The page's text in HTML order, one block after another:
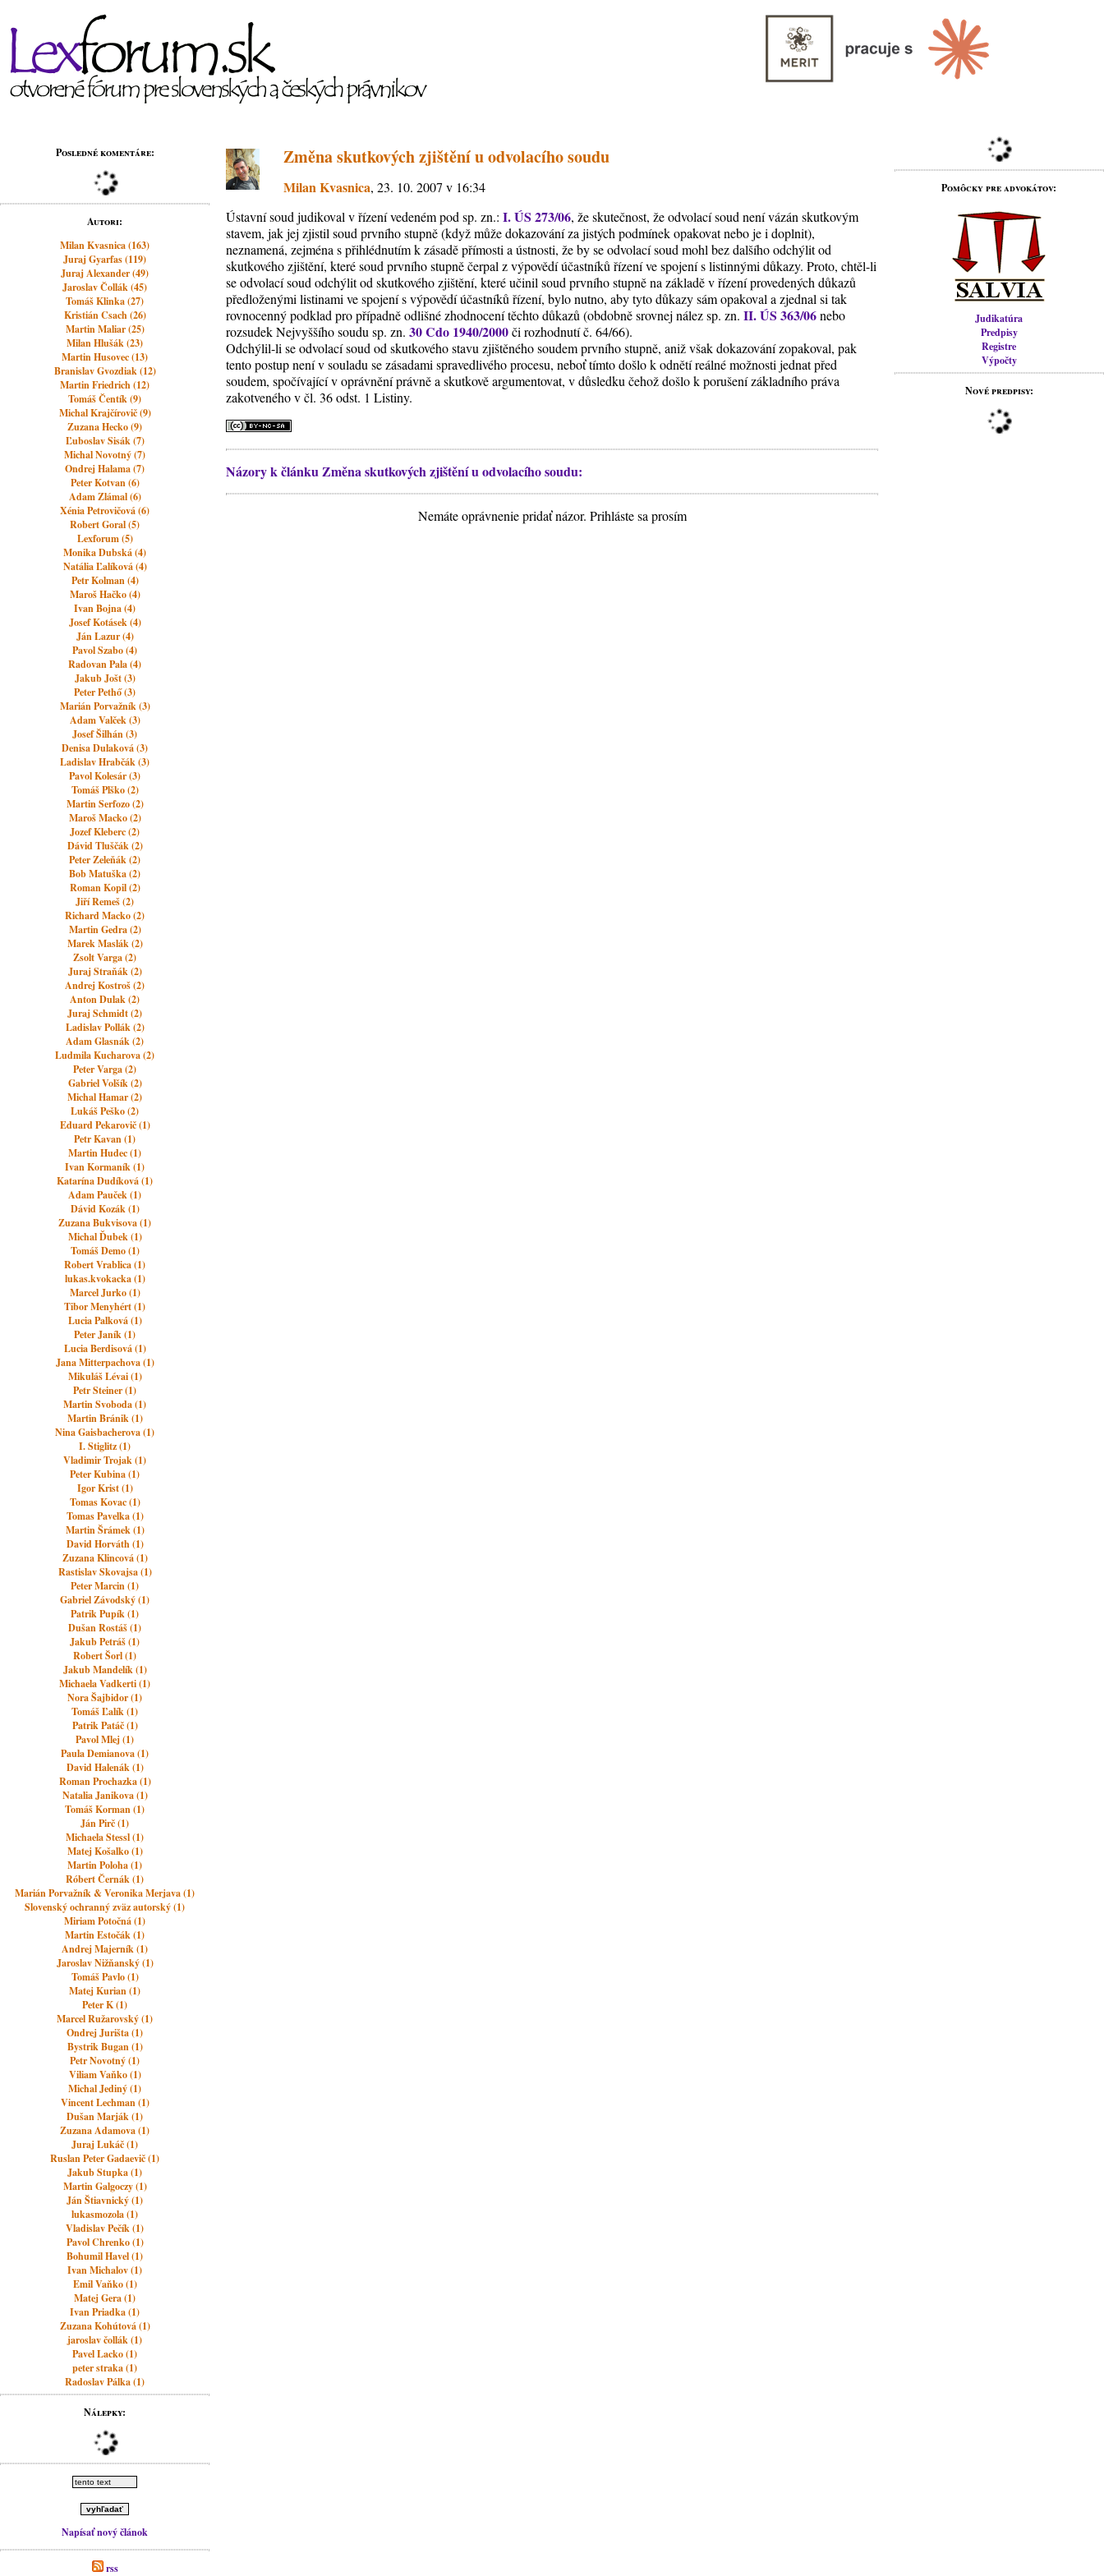
Posledné komentáre:
Autori:
Milan Kvasnica (163)
Juraj Gyarfas (119)
Juraj Alexander (49)
Jaroslav Čollák (45)
Tomáš Klinka (27)
Kristián Csach (26)
Martin Maliar (25)
Milan Hlušák (23)
Martin Husovec (13)
Branislav Gvozdiak (12)
Martin Friedrich (12)
Tomáš Čentík (9)
Michal Krajčírovič (9)
Zuzana Hecko (9)
Ľuboslav Sisák (7)
Michal Novotný (7)
Ondrej Halama (7)
Peter Kotvan (6)
Adam Zlámal (6)
Xénia Petrovičová (6)
Robert Goral (5)
Lexforum (5)
Monika Dubská (4)
Natália Ľalíková (4)
Petr Kolman (4)
Maroš Hačko (4)
Ivan Bojna (4)
Josef Kotásek (4)
Ján Lazur (4)
Pavol Szabo (4)
Radovan Pala (4)
Jakub Jošt (3)
Peter Pethő (3)
Marián Porvažník (3)
Adam Valček (3)
Josef Šilhán (3)
Denisa Dulaková (3)
Ladislav Hrabčák (3)
Pavol Kolesár (3)
Tomáš Plško (2)
Martin Serfozo (2)
Maroš Macko (2)
Jozef Kleberc (2)
Dávid Tluščák (2)
Peter Zeleňák (2)
Bob Matuška (2)
Roman Kopil (2)
Jiří Remeš (2)
Richard Macko (2)
Martin Gedra (2)
Marek Maslák (2)
Zsolt Varga (2)
Juraj Straňák (2)
Andrej Kostroš (2)
Anton Dulak (2)
Juraj Schmidt (2)
Ladislav Pollák (2)
Adam Glasnák (2)
Ludmila Kucharova (2)
Peter Varga (2)
Gabriel Volšík (2)
Michal Hamar (2)
Lukáš Peško (2)
Eduard Pekarovič (1)
Petr Kavan (1)
Martin Hudec (1)
Ivan Kormaník (1)
Katarína Dudíková (1)
Adam Pauček (1)
Dávid Kozák (1)
Zuzana Bukvisova (1)
Michal Ďubek (1)
Tomáš Demo (1)
Robert Vrablica (1)
lukas.kvokacka (1)
Marcel Jurko (1)
Tibor Menyhért (1)
Lucia Palková (1)
Peter Janík (1)
Lucia Berdisová (1)
Jana Mitterpachova (1)
Mikuláš Lévai (1)
Petr Steiner (1)
Martin Svoboda (1)
Martin Bránik (1)
Nina Gaisbacherova (1)
I. Stiglitz (1)
Vladimir Trojak (1)
Peter Kubina (1)
Igor Krist (1)
Tomas Kovac (1)
Tomas Pavelka (1)
Martin Šrámek (1)
David Horváth (1)
Zuzana Klincová (1)
Rastislav Skovajsa (1)
Peter Marcin (1)
Gabriel Závodský (1)
Patrik Pupík (1)
Dušan Rostáš (1)
Jakub Petráš (1)
Robert Šorl (1)
Jakub Mandelík (1)
Michaela Vadkerti (1)
Nora Šajbidor (1)
Tomáš Ľalík (1)
Patrik Patáč (1)
Pavol Mlej (1)
Paula Demianova (1)
David Halenák (1)
Roman Prochazka (1)
Natalia Janikova (1)
Tomáš Korman (1)
Ján Pirč (1)
Michaela Stessl (1)
Matej Košalko (1)
Martin Poloha (1)
Róbert Černák (1)
Marián Porvažník & Veronika Merjava (1)
Slovenský ochranný zväz autorský (1)
Miriam Potočná (1)
Martin Estočák (1)
Andrej Majerník (1)
Jaroslav Nižňanský (1)
Tomáš Pavlo (1)
Matej Kurian (1)
Peter K (1)
Marcel Ružarovský (1)
Ondrej Jurišta (1)
Bystrik Bugan (1)
Petr Novotný (1)
Viliam Vaňko (1)
Michal Jediný (1)
Vincent Lechman (1)
Dušan Marják (1)
Zuzana Adamova (1)
Juraj Lukáč (1)
Ruslan Peter Gadaevič (1)
Jakub Stupka (1)
Martin Galgoczy (1)
Ján Štiavnický (1)
lukasmozola (1)
Vladislav Pečík (1)
Pavol Chrenko (1)
Bohumil Havel (1)
Ivan Michalov (1)
Emil Vaňko (1)
Matej Gera (1)
Ivan Priadka (1)
Zuzana Kohútová (1)
jaroslav čollák (1)
Pavel Lacko (1)
peter straka (1)
Radoslav Pálka (1)
Nálepky:
Napísať nový článok
rss
Pomôcky pre advokátov:
Judikatúra
Predpisy
Registre
Výpočty
Nové predpisy:
Změna skutkových zjištění u odvolacího soudu
Milan Kvasnica, 23. 10. 2007 v 16:34
Ústavní soud judikoval v řízení vedeném pod sp. zn.:I. ÚS 273/06, že skutečnost, že odvolací soud není vázán skutkovým
stavem, jak jej zjistil soud prvního stupně (když může dokazování za jistých podmínek opakovat nebo je i doplnit),
neznamená, zejména s přihlédnutím k zásadě přímosti a ústnosti, že by se odvolací soud mohl bez dalšího odchýlit od
skutkového zjištění, které soud prvního stupně čerpal z výpovědí účastníků řízení ve spojení s listinnými důkazy. Proto, chtěl-li
se odvolací soud odchýlit od skutkového zjištění, které učinil soud prvního stupně na základě v řízení provedených důkazů
předloženými listinami ve spojení s výpovědí účastníků řízení, bylo nutno, aby tyto důkazy sám opakoval a zjednal si tak
rovnocenný podklad pro případně odlišné zhodnocení těchto důkazů (obdobně srovnej nález sp. zn.II. ÚS 363/06nebo
rozsudek Nejvyššího soudu sp. zn.30 Cdo 1940/2000či rozhodnutí č. 64/66).
Odchýlil-li se odvolací soud od skutkového stavu zjištěného soudem prvního stupně, aniž však dokazování zopakoval, pak
tento postup není v souladu se zásadami spravedlivého procesu, neboť tímto došlo k odnětí reálné možnosti jednat před
soudem, spočívající v oprávnění právně a skutkově argumentovat, v důsledku čehož došlo k porušení základního práva
zakotveného v čl. 36 odst. 1 Listiny.
Názory k článku Změna skutkových zjištění u odvolacího soudu:
Nemáte oprávnenie pridať názor. Prihláste sa prosím